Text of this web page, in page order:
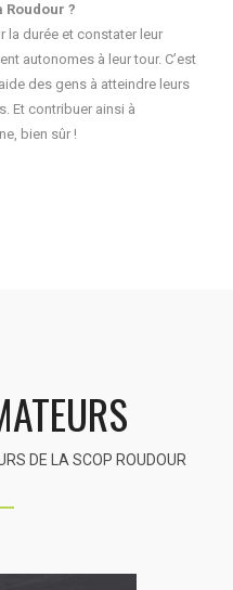
Roudour ?
la durée et constater leur
autonomes à leur tour. C’est
des gens à atteindre leurs
Et contribuer ainsi à
bien sûr !
DE LA SCOP ROUDOUR